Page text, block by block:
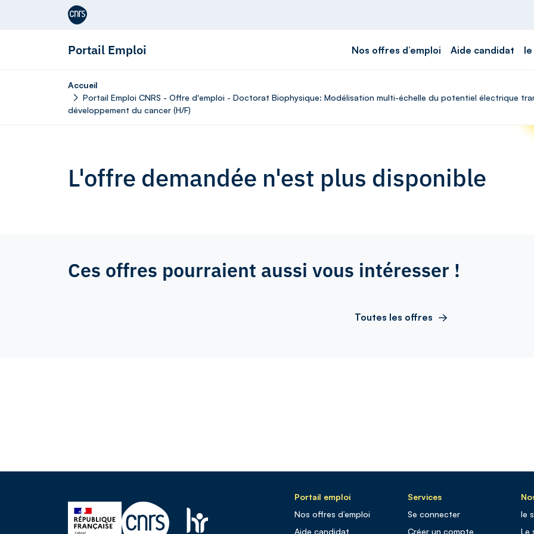
Aller au contenu
Portail Emploi Nos offres d’emploi Aide candidat
Accueil
Portail Emploi CNRS - Offre d'emploi - Doctorat Biophysique: Modélisation multi-échelle du potentiel électrique
développement du cancer (H/F)
L'offre demandée n'est plus disponible
Ces offres pourraient aussi vous intéresser !
Toutes les offres
Portail emploi
Nos offres d’emploi
Aide candidat
Services
Se connecter
Créer un compte
le
Le